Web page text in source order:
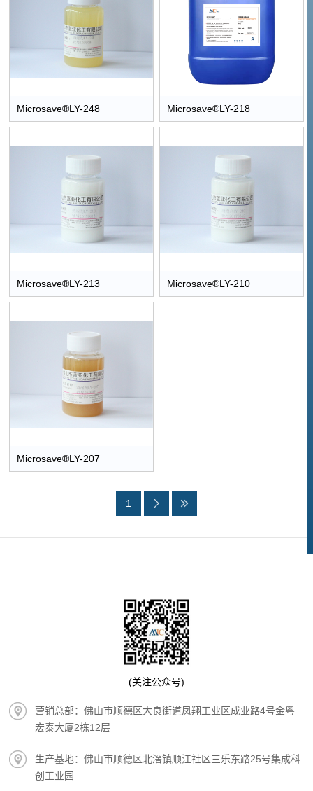
Microsave®LY-248 Microsave®LY-218
Microsave®LY-213 Microsave®LY-210
Microsave®LY-207
1
(关注公众号)
营销总部：佛山市顺德区大良街道凤翔工业区成业路4号金粤
宏泰大厦2栋12层
生产基地：佛山市顺德区北滘镇顺江社区三乐东路25号集成科
创工业园